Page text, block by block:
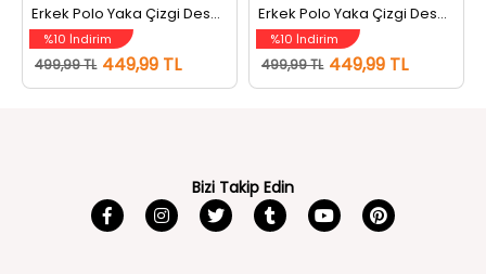
Erkek Polo Yaka Çizgi Desenli Yarım Fermuarlı Triko Kazak Siyah
%10 İndirim
499,99 TL 449,99 TL
Erkek Polo Yaka Çizgi Desenli Yarım Fermuarlı Triko Kazak Lacivert
%10 İndirim
499,99 TL 449,99 TL
Bizi Takip Edin